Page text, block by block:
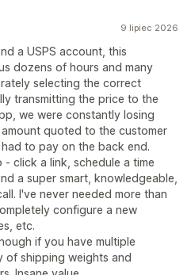
9 lipiec 2026
a USPS account, this
dozens of hours and many
selecting the correct
transmitting the price to the
we were constantly losing
quoted to the customer
to pay on the back end.
click a link, schedule a time
a super smart, knowledgeable,
I've never needed more than
configure a new
etc.
if you have multiple
of shipping weights and